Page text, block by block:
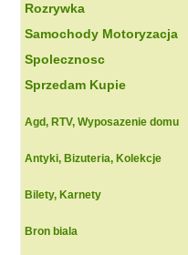
Rozrywka
Samochody Motoryzacja
Spolecznosc
Sprzedam Kupie
Agd, RTV, Wyposazenie domu
Antyki, Bizuteria, Kolekcje
Bilety, Karnety
Bron biala